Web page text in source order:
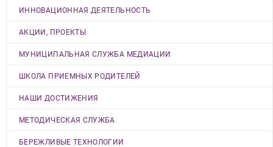
ИННОВАЦИОННАЯ ДЕЯТЕЛЬНОСТЬ
АКЦИИ, ПРОЕКТЫ
МУНИЦИПАЛЬНАЯ СЛУЖБА МЕДИАЦИИ
ШКОЛА ПРИЕМНЫХ РОДИТЕЛЕЙ
НАШИ ДОСТИЖЕНИЯ
МЕТОДИЧЕСКАЯ СЛУЖБА
БЕРЕЖЛИВЫЕ ТЕХНОЛОГИИ